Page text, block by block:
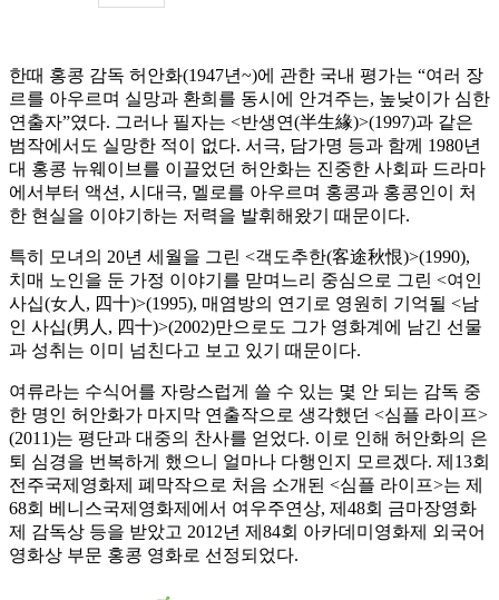
한때 홍콩 감독 허안화(1947년~)에 관한 국내 평가는 “여러 장
르를 아우르며 실망과 환희를 동시에 안겨주는, 높낮이가 심한
연출자”였다. 그러나 필자는 <반생연(半生緣)>(1997)과 같은
범작에서도 실망한 적이 없다. 서극, 담가명 등과 함께 1980년
대 홍콩 뉴웨이브를 이끌었던 허안화는 진중한 사회파 드라마
에서부터 액션, 시대극, 멜로를 아우르며 홍콩과 홍콩인이 처
한 현실을 이야기하는 저력을 발휘해왔기 때문이다.
특히 모녀의 20년 세월을 그린 <객도추한(客途秋恨)>(1990),
치매 노인을 둔 가정 이야기를 맏며느리 중심으로 그린 <여인
사십(女人, 四十)>(1995), 매염방의 연기로 영원히 기억될 <남
인 사십(男人, 四十)>(2002)만으로도 그가 영화계에 남긴 선물
과 성취는 이미 넘친다고 보고 있기 때문이다.
여류라는 수식어를 자랑스럽게 쓸 수 있는 몇 안 되는 감독 중
한 명인 허안화가 마지막 연출작으로 생각했던 <심플 라이프>
(2011)는 평단과 대중의 찬사를 얻었다. 이로 인해 허안화의 은
퇴 심경을 번복하게 했으니 얼마나 다행인지 모르겠다. 제13회
전주국제영화제 폐막작으로 처음 소개된 <심플 라이프>는 제
68회 베니스국제영화제에서 여우주연상, 제48회 금마장영화
제 감독상 등을 받았고 2012년 제84회 아카데미영화제 외국어
영화상 부문 홍콩 영화로 선정되었다.